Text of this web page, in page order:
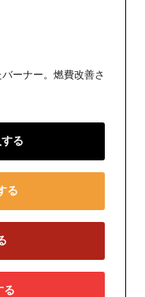
ーナー。燃費改善さ
る
る
る